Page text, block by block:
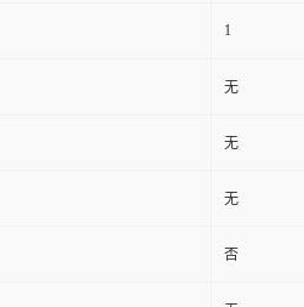
1
无
无
无
否